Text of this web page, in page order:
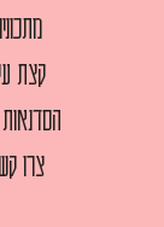
קצת
צרו